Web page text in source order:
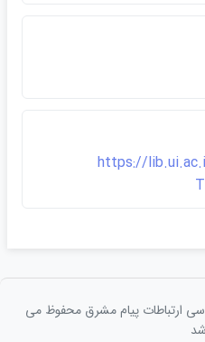
https://
ارتباطات پيام مشرق محفوظ می